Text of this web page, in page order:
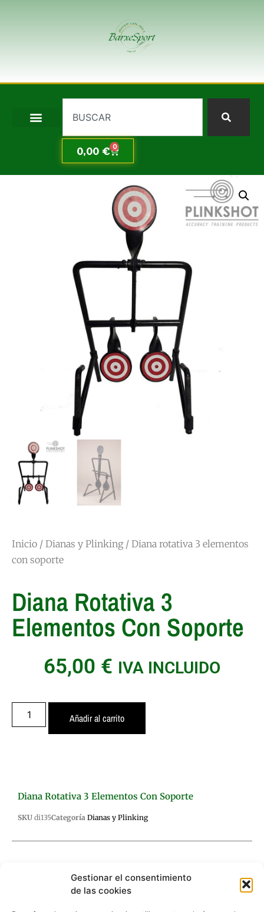
Gestionar el consentimiento
de las cookies
0,00€ 0
Inicio / Dianas y Plinking/ Diana rotativa 3 elementos
con soporte
Diana Rotativa 3
Elementos Con Soporte
65,00 € IVA INCLUIDO
Añadir al carrito
Diana Rotativa 3 Elementos Con Soporte
SKU di135Categoría Dianas y Plinking
Descripción Valoraciones (0)